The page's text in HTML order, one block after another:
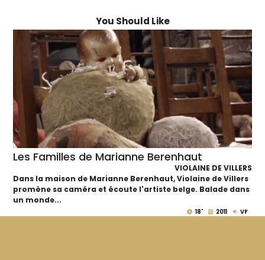
You Should Like
Les Familles de Marianne Berenhaut
VIOLAINE DE VILLERS
Dans la maison de Marianne Berenhaut, Violaine de Villers
promène sa caméra et écoute l'artiste belge. Balade dans
un monde...
18' 2011 VF